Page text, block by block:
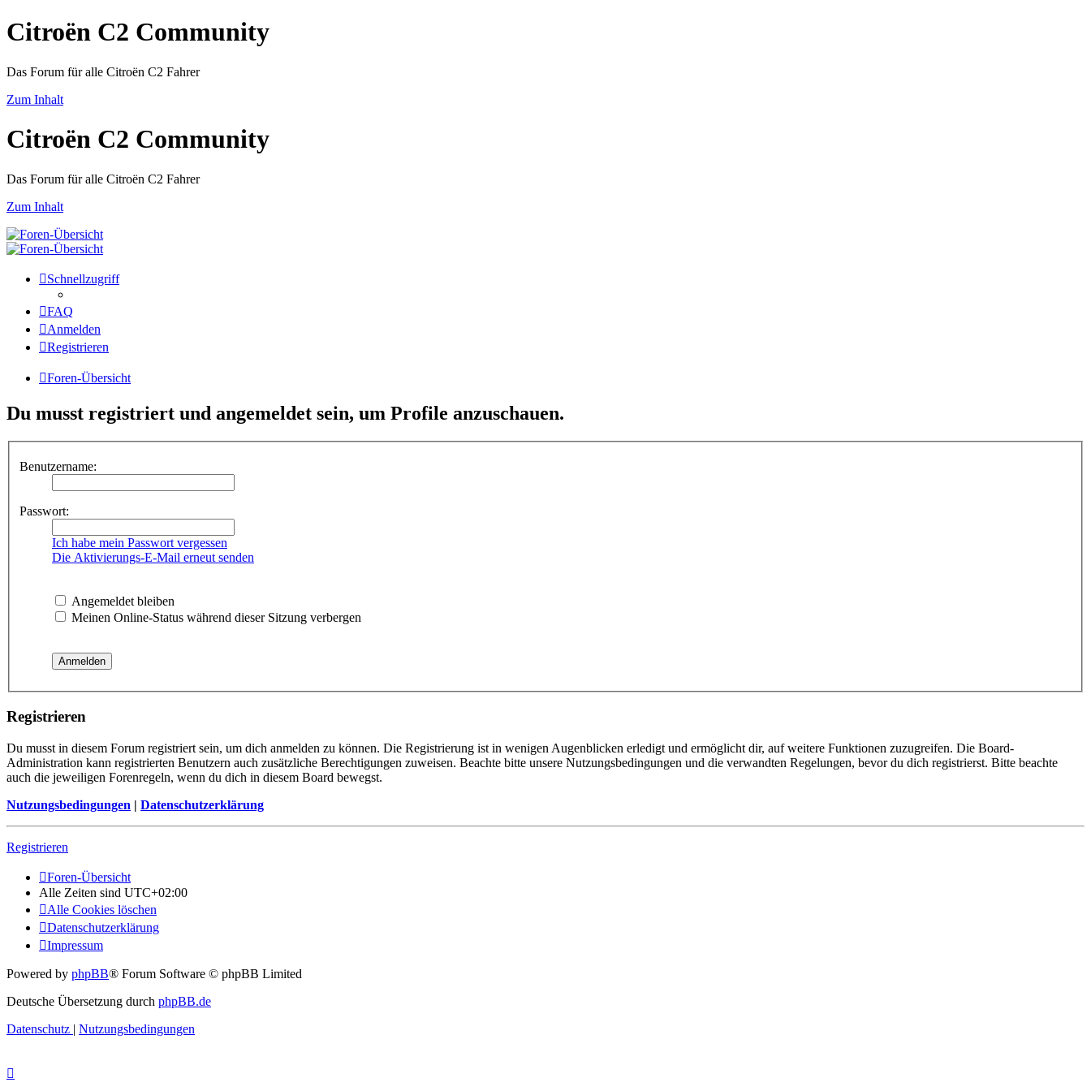
Citroën C2 Community
Das Forum für alle Citroën C2 Fahrer
Zum Inhalt
Citroën C2 Community
Das Forum für alle Citroën C2 Fahrer
Zum Inhalt
Schnellzugriff
FAQ
Anmelden
Registrieren
Foren-Übersicht
Du musst registriert und angemeldet sein, um Profile anzuschauen.
Benutzername:
Passwort:
Ich habe mein Passwort vergessen
Die Aktivierungs-E-Mail erneut senden
Angemeldet bleiben
Meinen Online-Status während dieser Sitzung verbergen
Registrieren
Du musst in diesem Forum registriert sein, um dich anmelden zu können. Die Registrierung ist in wenigen Augenblicken erledigt und ermöglicht dir, auf weitere Funktionen zuzugreifen. Die Board-
Administration kann registrierten Benutzern auch zusätzliche Berechtigungen zuweisen. Beachte bitte unsere Nutzungsbedingungen und die verwandten Regelungen, bevor du dich registrierst. Bitte beachte
auch die jeweiligen Forenregeln, wenn du dich in diesem Board bewegst.
Nutzungsbedingungen | Datenschutzerklärung
Registrieren
Foren-Übersicht
Alle Zeiten sind UTC+02:00
Alle Cookies löschen
Datenschutzerklärung
Impressum
Powered by phpBB® Forum Software © phpBB Limited
Deutsche Übersetzung durch phpBB.de
Datenschutz | Nutzungsbedingungen